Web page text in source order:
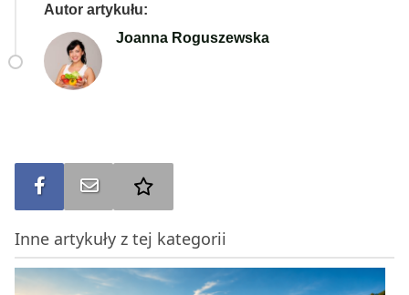
Autor artykułu:
Joanna Roguszewska
Udostępnij na FBWyślij na e-mail
Inne artykuły z tej kategorii